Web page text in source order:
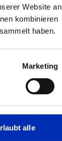
Website an
kombinieren
haben.
Marketing
alle